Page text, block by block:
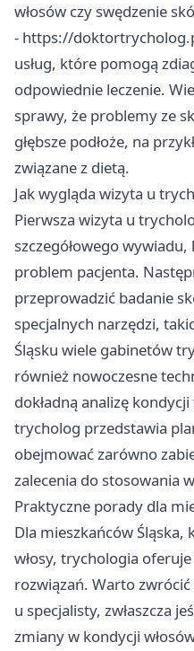
włosów czy swędzenie
- https://
usług, które pomogą
odpowiednie leczenie.
sprawy, że problemy ze
głębsze podłoże, na
związane z dietą.
Jak wygląda wizyta u
Pierwsza wizyta u
szczegółowego
problem pacjenta.
przeprowadzić badanie
specjalnych narzędzi,
Śląsku wiele gabinetów
również nowoczesne
dokładną analizę
trycholog przedstawia
obejmować zarówno
zalecenia do stosowania
Praktyczne porady dla
Dla mieszkańców Śląska,
włosy, trychologia
rozwiązań. Warto
u specjalisty, zwłaszcza
zmiany w kondycji